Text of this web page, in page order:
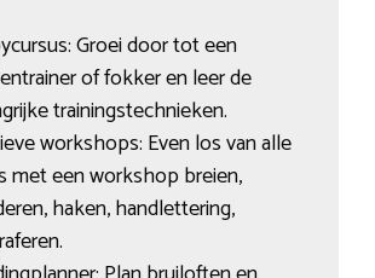
Groei door tot een
of fokker en leer de
trainingstechnieken.
workshops: Even los van alle
met een workshop breien,
haken, handlettering,